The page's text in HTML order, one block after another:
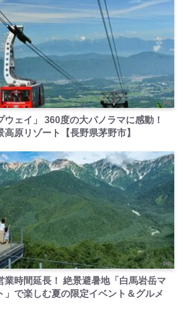
PR
ウェイ」 360度の大パノラマに感動！
原リゾート【長野県茅野市】
PR
業時間延長！ 絶景避暑地「白馬岩岳マ
」で楽しむ夏の限定イベント＆グルメ